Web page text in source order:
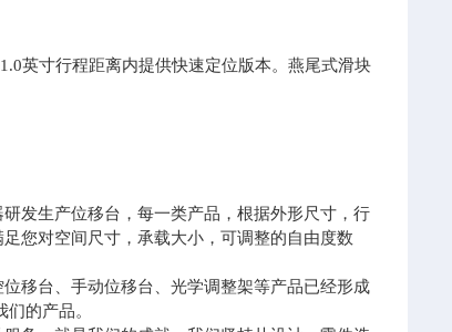
英寸行程距离内提供快速定位版本。燕尾式滑块
发生产位移台，每一类产品，根据外形尺寸，行
您对空间尺寸，承载大小，可调整的自由度数
移台、手动位移台、光学调整架等产品已经形成
的产品。